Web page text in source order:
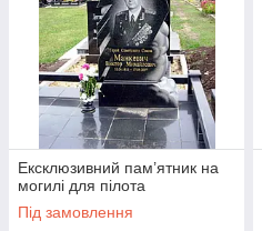
Ексклюзивний пам’ятник на
могилі для пілота
Під замовлення